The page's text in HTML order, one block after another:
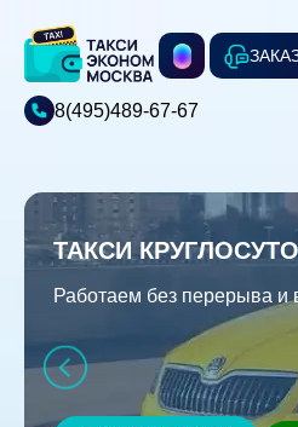
8(495)489-67-67
ТАКСИ
Работаем без перерыва и